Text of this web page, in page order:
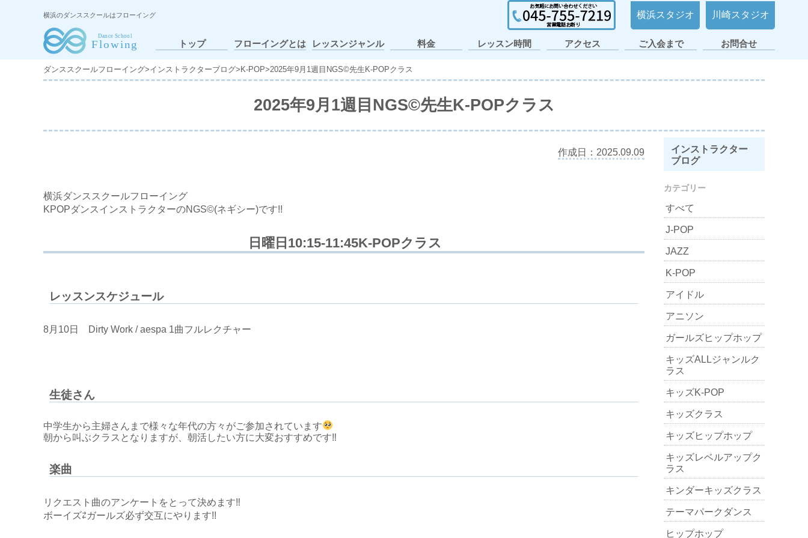
横浜のダンススクールはフローイング 横浜スタジオ 川崎スタジオ
トップ フローイングとは
レッスンジャンル
ップ
ション
張レッスン
料金 レッスン時間
アクセス
ご入会まで お問合せ
ダンススクールフローイング>インストラクターブログ> K-POP>2025年9月1週目NGS©先生K-POPクラス
2025年9月1週目NGS©先生K-POPクラス
作成日：2025.09.09
横浜ダンススクールフローイング
KPOPダンスインストラクターのNGS©(ネギシー)です!!
日曜日10:15-11:45K-POPクラス
レッスンスケジュール
8月10日 Dirty Work / aespa 1曲フルレクチャー
生徒さん
中学生から主婦さんまで様々な年代の方々がご参加されています
朝から叫ぶクラスとなりますが、朝活したい方に大変おすすめです‼
楽曲
リクエスト曲のアンケートをとって決めます‼
ボーイズ⇄ガールズ必ず交互にやります!!
インストラクター
ブログ
カテゴリー
すべて
J-POP
JAZZ
K-POP
アイドル
アニソン
ガールズヒップホップ
キッズALLジャンルク
ラス
キッズK-POP
キッズクラス
キッズヒップホップ
キッズレベルアップク
ラス
キンダーキッズクラス
テーマパークダンス
ヒップホップ